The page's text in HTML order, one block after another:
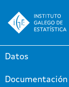
Datos
Documentación